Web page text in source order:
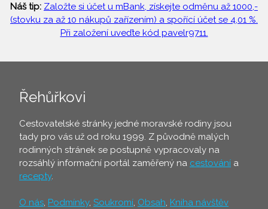
Náš tip: Založte si účet u mBank, získejte odměnu až 1000,-
(stovku za až 10 nákupů zařízením) a spořící účet se 4,01 %.
Při založení uveďte kód pavelr9711.
Řehůřkovi
Cestovatelské stránky jedné moravské rodiny jsou
tady pro vás už od roku 1999. Z původně malých
rodinných stránek se postupně vypracovaly na
rozsáhlý informační portál zaměřený na cestování a
recepty.
O nás, Podmínky, Soukromí, Obsah, Kniha návštěv